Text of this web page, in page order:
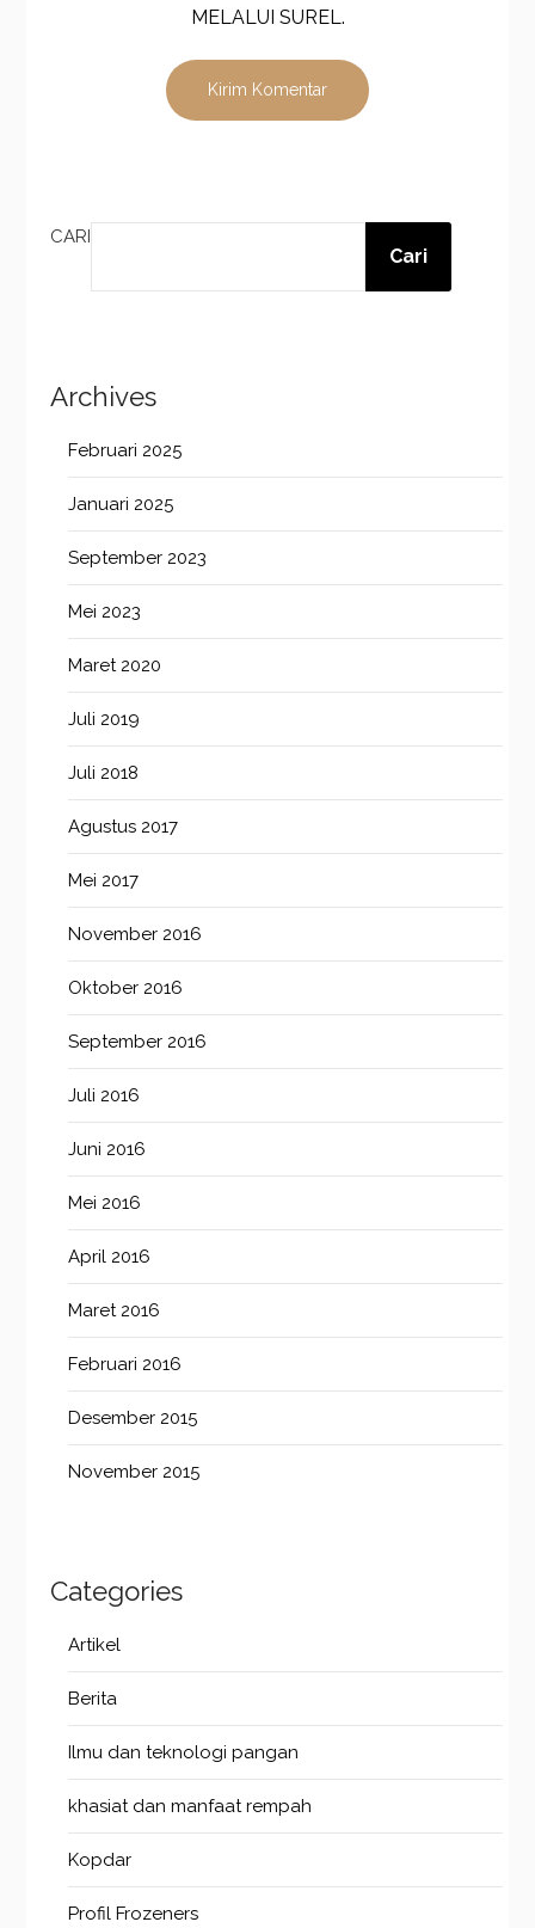
MELALUI SUREL.
CARI
Cari
Archives
Februari 2025
Januari 2025
September 2023
Mei 2023
Maret 2020
Juli 2019
Juli 2018
Agustus 2017
Mei 2017
November 2016
Oktober 2016
September 2016
Juli 2016
Juni 2016
Mei 2016
April 2016
Maret 2016
Februari 2016
Desember 2015
November 2015
Categories
Artikel
Berita
Ilmu dan teknologi pangan
khasiat dan manfaat rempah
Kopdar
Profil Frozeners